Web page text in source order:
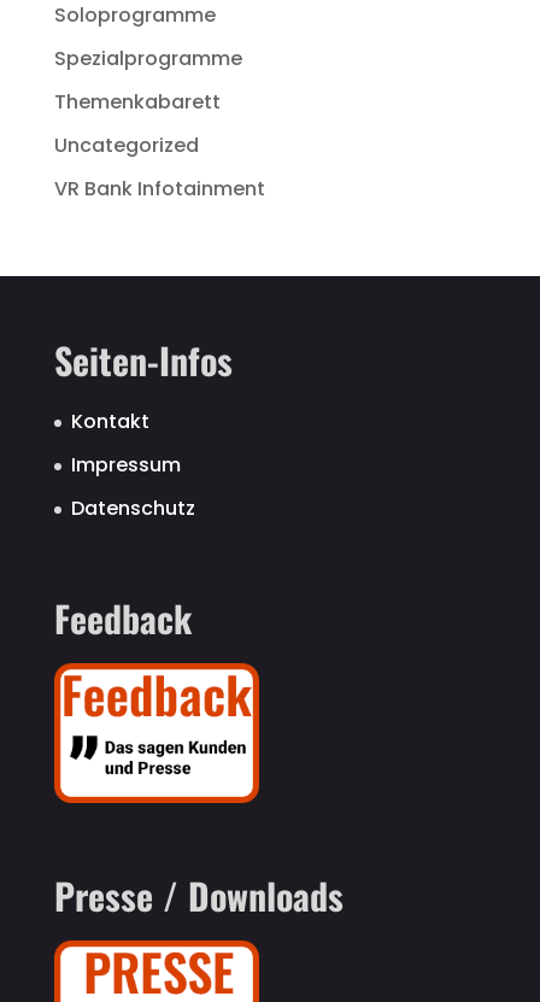
Soloprogramme
Spezialprogramme
Themenkabarett
Uncategorized
VR Bank Infotainment
Seiten-Infos
Kontakt
Impressum
Datenschutz
Feedback
Presse / Downloads